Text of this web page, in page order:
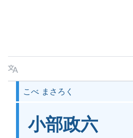
言語
こべ まさろく
小部政六